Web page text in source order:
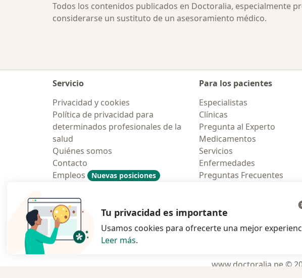
Todos los contenidos publicados en Doctoralia, especialmente
considerarse un sustituto de un asesoramiento médico.
Servicio
Privacidad y cookies
Política de privacidad para
determinados profesionales de la
salud
Quiénes somos
Contacto
Empleos
Nuevas posiciones
Contratación
Para los pacientes
Especialistas
Clínicas
Pregunta al Experto
Medicamentos
Servicios
Enfermedades
Preguntas Frecuentes
Polska se abre en una
se abre en
www.doctoralia.pe ©
Tu privacidad es importante
Usamos cookies para ofrecerte una mejor
Leer más.